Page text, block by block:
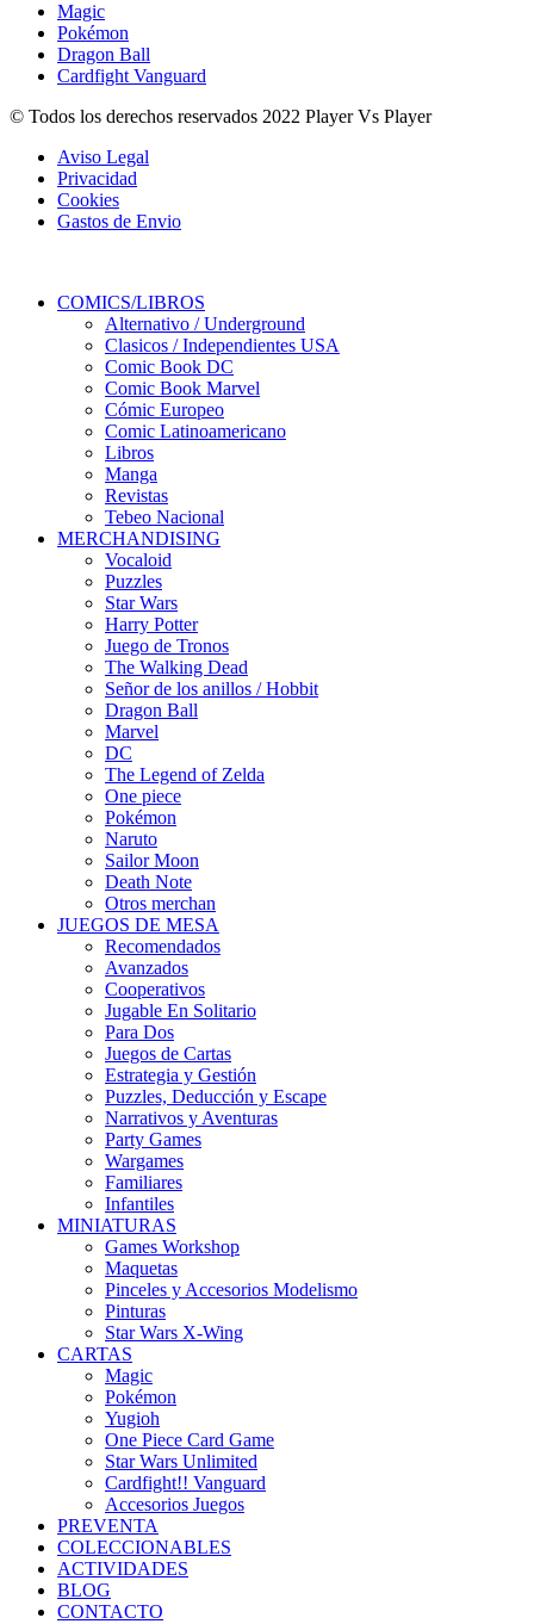
Magic
Pokémon
Dragon Ball
Cardfight Vanguard
© Todos los derechos reservados 2022 Player Vs Player
Aviso Legal
Privacidad
Cookies
Gastos de Envio
COMICS/LIBROS
Alternativo / Underground
Clasicos / Independientes USA
Comic Book DC
Comic Book Marvel
Cómic Europeo
Comic Latinoamericano
Libros
Manga
Revistas
Tebeo Nacional
MERCHANDISING
Vocaloid
Puzzles
Star Wars
Harry Potter
Juego de Tronos
The Walking Dead
Señor de los anillos / Hobbit
Dragon Ball
Marvel
DC
The Legend of Zelda
One piece
Pokémon
Naruto
Sailor Moon
Death Note
Otros merchan
JUEGOS DE MESA
Recomendados
Avanzados
Cooperativos
Jugable En Solitario
Para Dos
Juegos de Cartas
Estrategia y Gestión
Puzzles, Deducción y Escape
Narrativos y Aventuras
Party Games
Wargames
Familiares
Infantiles
MINIATURAS
Games Workshop
Maquetas
Pinceles y Accesorios Modelismo
Pinturas
Star Wars X-Wing
CARTAS
Magic
Pokémon
Yugioh
One Piece Card Game
Star Wars Unlimited
Cardfight!! Vanguard
Accesorios Juegos
PREVENTA
COLECCIONABLES
ACTIVIDADES
BLOG
CONTACTO